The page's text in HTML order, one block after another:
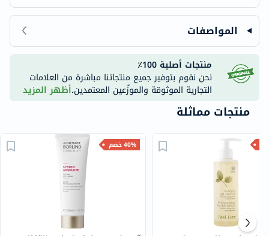
المواصفات
منتجات أصلية 100٪
نحن نقوم بتوفير جميع منتجاتنا مباشرة من العلامات
التجارية الموثوقة والموزّعين المعتمدين.أظهر المزيد
منتجات مماثلة
40% خصم